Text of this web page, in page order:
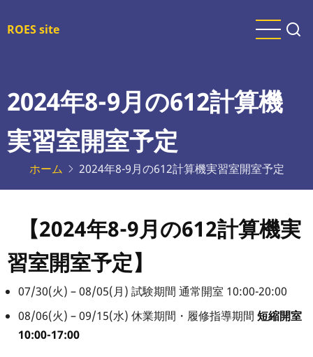
イ
テ
ツ
ROES site
2024年8-9月の612計算機
実習室開室予定
ホーム 2024年8-9月の612計算機実習室開室予定
【2024年8-9月の612計算機実
習室開室予定】
07/30(火) – 08/05(月) 試験期間 通常開室 10:00-20:00
08/06(火) – 09/15(水) 休業期間・履修指導期間 短縮開室
10:00-17:00